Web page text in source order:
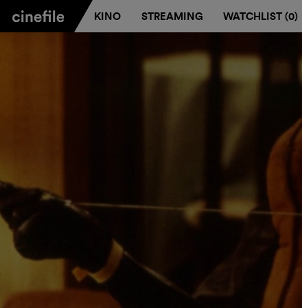
KINO STREAMING WATCHLIST (0)